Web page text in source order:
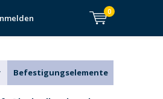
0
Befestigungselemente